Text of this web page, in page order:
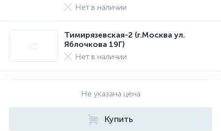
Нет в наличии
Тимирязевская-2 (г.Москва ул.
Яблочкова 19Г)
Нет в наличии
Не указана цена
Купить